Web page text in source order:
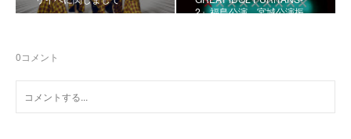
2』福島公演、宮城公演振…
0コメント